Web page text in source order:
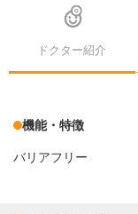
ドクター紹介
機能・特徴
バリアフリー